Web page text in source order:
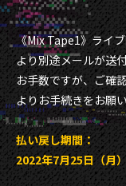
《Mix Tape1》ライ
より別途メールが送
お手数ですが、ご確
よりお手続きをお願
払い戻し期間：
2022年7月25日（月